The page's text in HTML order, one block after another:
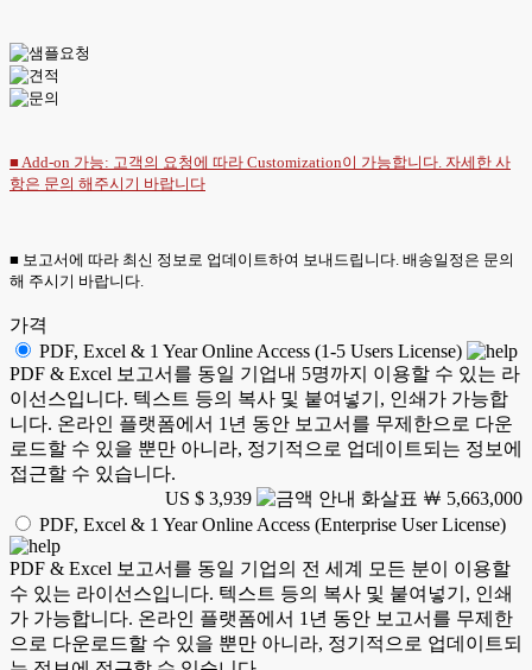
■ Add-on 가능: 고객의 요청에 따라 Customization이 가능합니다. 자세한 사
항은 문의 해주시기 바랍니다
■ 보고서에 따라 최신 정보로 업데이트하여 보내드립니다. 배송일정은 문의
해 주시기 바랍니다.
가격
PDF, Excel & 1 Year Online Access (1-5 Users License)
PDF & Excel 보고서를 동일 기업내 5명까지 이용할 수 있는 라
이선스입니다. 텍스트 등의 복사 및 붙여넣기, 인쇄가 가능합
니다. 온라인 플랫폼에서 1년 동안 보고서를 무제한으로 다운
로드할 수 있을 뿐만 아니라, 정기적으로 업데이트되는 정보에
접근할 수 있습니다.
US $ 3,939
￦ 5,663,000
PDF, Excel & 1 Year Online Access (Enterprise User License)
PDF & Excel 보고서를 동일 기업의 전 세계 모든 분이 이용할
수 있는 라이선스입니다. 텍스트 등의 복사 및 붙여넣기, 인쇄
가 가능합니다. 온라인 플랫폼에서 1년 동안 보고서를 무제한
으로 다운로드할 수 있을 뿐만 아니라, 정기적으로 업데이트되